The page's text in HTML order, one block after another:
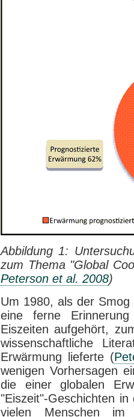
Abbildung 1:
zum Thema "Global
Peterson et al. 2008)
Um 1980, als der
eine ferne
Eiszeiten aufgehört,
wissenschaftliche
Erwärmung lieferte (
wenigen Vorhersagen
die einer globalen
"Eiszeit"-Geschichten
vielen Menschen